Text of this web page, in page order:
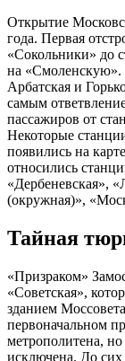
Открытие
года. Первая
«Сокольники» до
на «Смоленскую».
Арбатская и
самым
пассажиров от
Некоторые
появились на
относились
«Дербеневская»,
(окружная)»,
Тайная
«Призраком»
«Советская»,
зданием
первоначальном
метрополитена,
исключена. До